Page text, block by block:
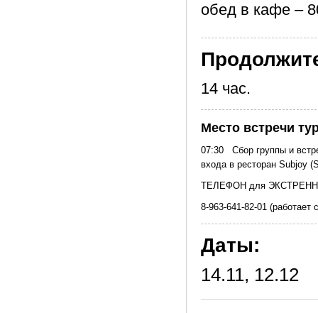
обед в кафе –
14 час.
Место встречи
07:30 Сбор группы и
входа в ресторан Subjoy
ТЕЛЕФОН для
8-963-641-82-01
Даты:
14.11, 12.12